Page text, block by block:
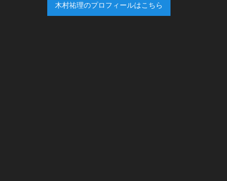
木村祐理のプロフィールはこちら